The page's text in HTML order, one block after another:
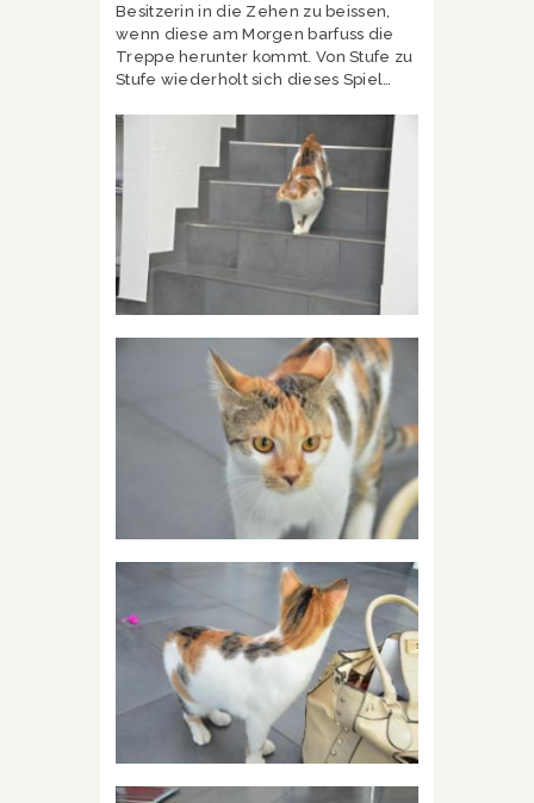
Besitzerin in die Zehen zu beissen,
wenn diese am Morgen barfuss die
Treppe herunter kommt. Von Stufe zu
Stufe wiederholt sich dieses Spiel…